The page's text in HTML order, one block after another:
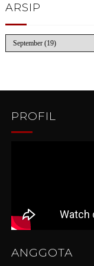
ARSIP
PROFIL
ANGGOTA